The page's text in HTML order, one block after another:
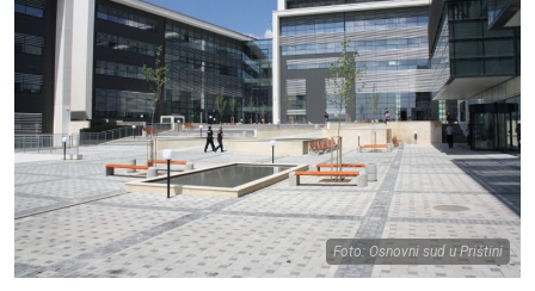
Foto: Osnovni sud u Prištini